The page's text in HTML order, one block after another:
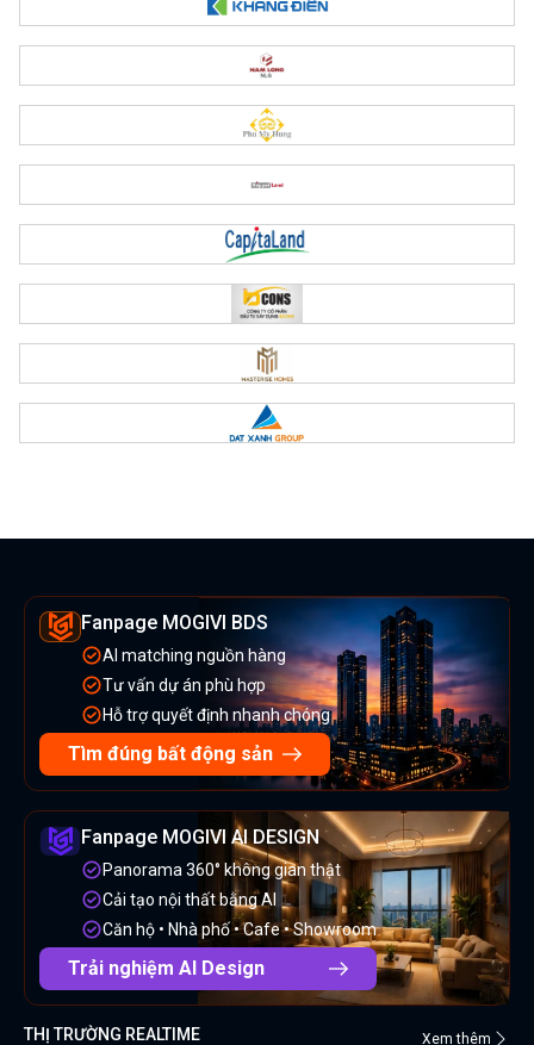
Fanpage MOGIVI BDS
AI matching nguồn hàng
Tư vấn dự án phù hợp
Hỗ trợ quyết định nhanh chóng
Tìm đúng bất động sản
Fanpage MOGIVI AI DESIGN
Panorama 360° không gian thật
Cải tạo nội thất bằng AI
Căn hộ • Nhà phố • Cafe • Showroom
Trải nghiệm AI Design
THỊ TRƯỜNG REALTIME Xem thêm